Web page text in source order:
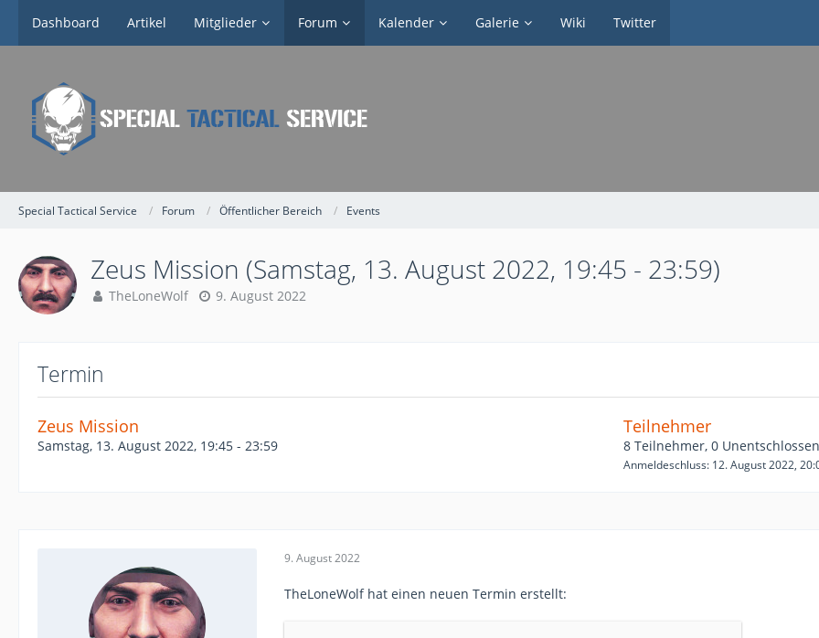
Dashboard Artikel Mitglieder Forum Kalender Galerie Wiki Twitter
Special Tactical Service Forum Öffentlicher Bereich Events
Zeus Mission (Samstag, 13. August 2022, 19:45 - 23:59)
TheLoneWolf 9. August 2022
Termin
Zeus Mission
Samstag, 13. August 2022, 19:45 - 23:59
Teilnehmer
8 Teilnehmer, 0
Anmeldeschluss: 12. August 2022,
9. August 2022
TheLoneWolf hat einen neuen Termin erstellt: